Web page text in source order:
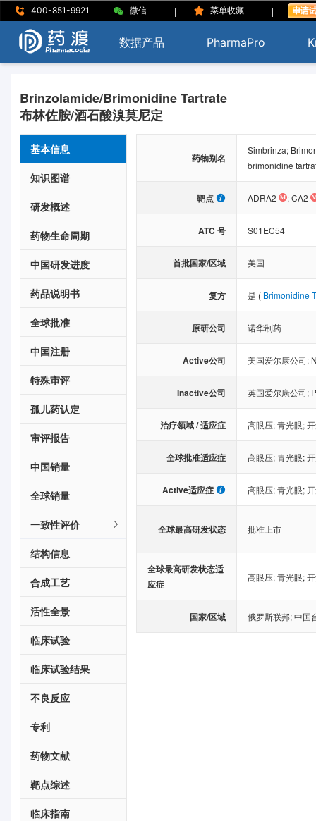
400-851-9921 | 微信 | 菜单收藏 |
数据产品 PharmaPro
Brinzolamide/Brimonidine Tartrate
布林佐胺/酒石酸溴莫尼定
基本信息
知识图谱
研发概述
药物生命周期
中国研发进度
药品说明书
全球批准
中国注册
特殊审评
孤儿药认定
审评报告
中国销量
全球销量
一致性评价
结构信息
合成工艺
活性全景
临床试验
临床试验结果
不良反应
专利
药物文献
靶点综述
临床指南
药物别名
Simbrinza;
brimonidine
靶点 ADRA2 ;CA2
ATC 号 S01EC54
首批国家/区域 美国
复方 是 ( Brimonidine
原研公司 诺华制药
Active公司 美国爱尔康公司;
Inactive公司 英国爱尔康公司;
治疗领域 / 适应症 高眼压;青光眼;
全球批准适应症 高眼压;青光眼;
Active适应症 高眼压;青光眼;
全球最高研发状态 批准上市
全球最高研发状态适
应症
高眼压;青光眼;
国家/区域 俄罗斯联邦;中国